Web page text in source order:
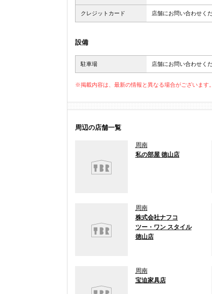
クレジットカード 店舗にお問い合わせく
設備
駐車場 店舗にお問い合わせく
※掲載内容は、最新の情報と異なる場合がございます。
周辺の店舗一覧
周南
私の部屋 徳山店
周南
株式会社ナフコ
ツー・ワン スタイル
徳山店
周南
宝迫家具店